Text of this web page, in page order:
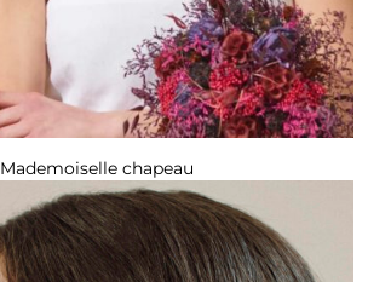
Mademoiselle chapeau